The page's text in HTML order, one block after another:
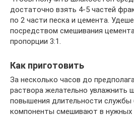
достаточно взять 4-5 частей
по 2 части песка и цемента.
посредством смешивания
пропорции 3:1.
Как приготовить
За несколько часов до
раствора желательно увлажнить
повышения длительности
компоненты смешивают в нужных